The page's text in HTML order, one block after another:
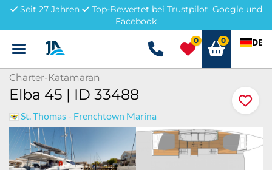
Seit 27 Jahren
Top-Bewertet bei Trustpilot, Google und
Facebook
Menü +49 5741 3222690
0 0 DE
Charter-Katamaran
Elba 45 | ID 33488
St. Thomas - Frenchtown Marina